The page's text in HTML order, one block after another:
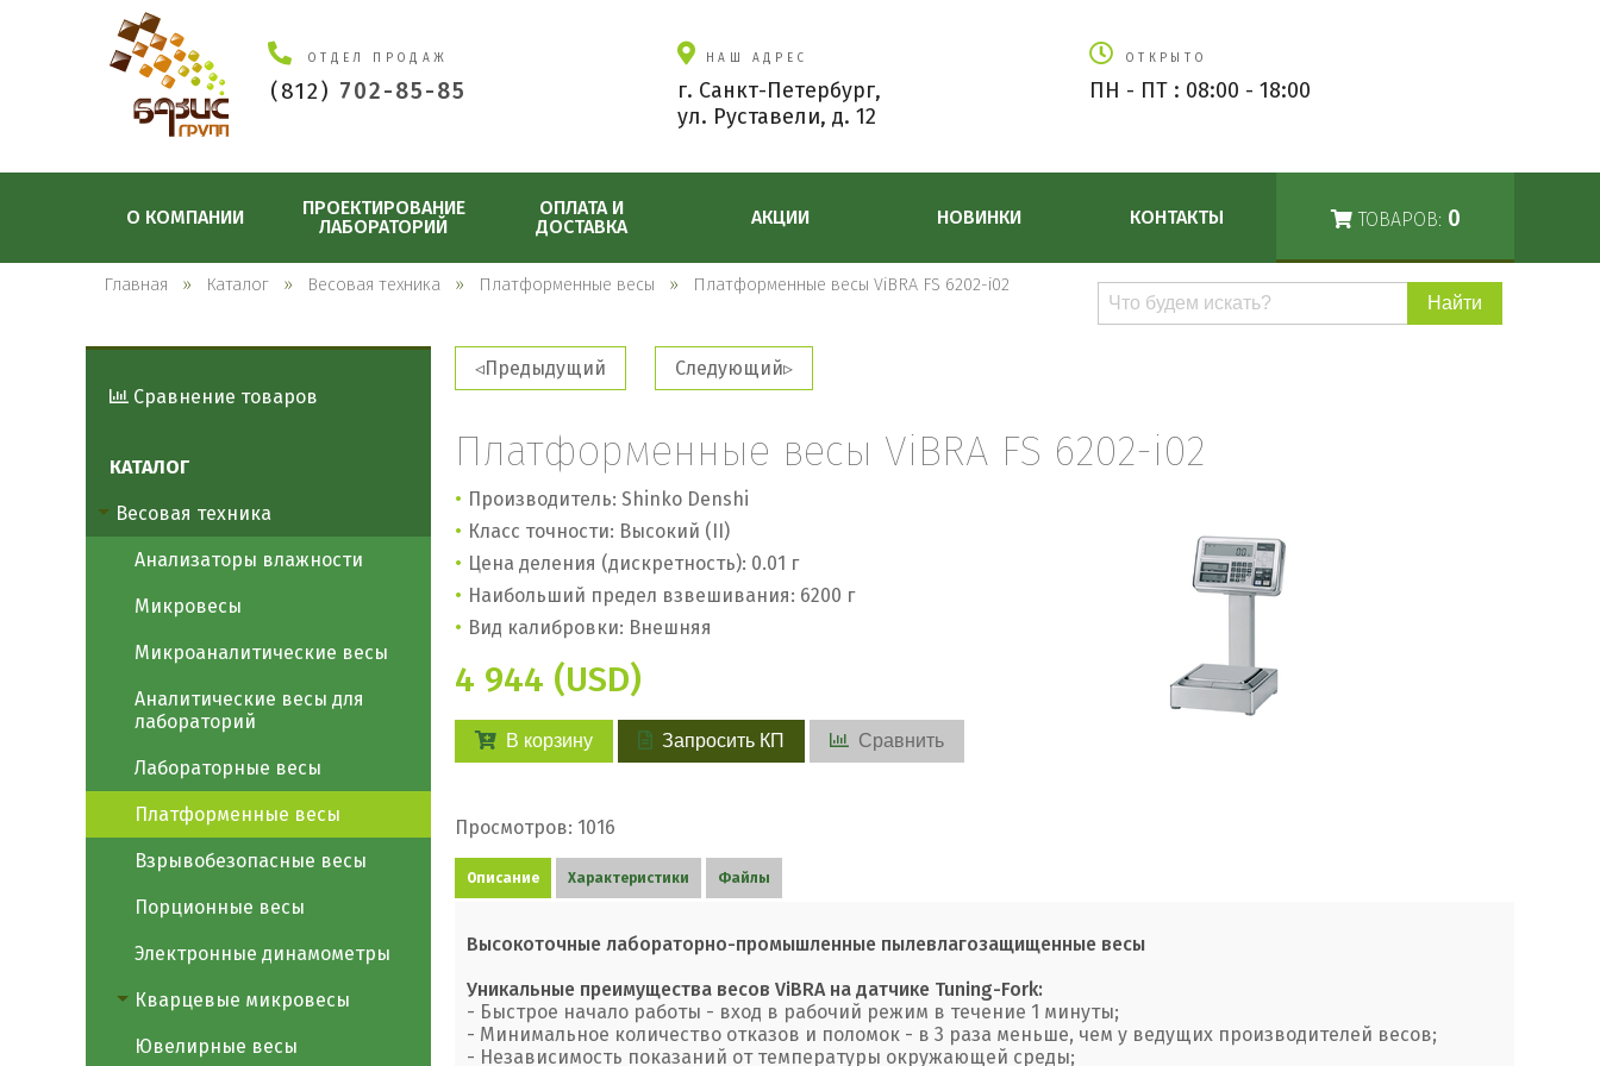
ОТДЕЛ ПРОДАЖ
(812) 702-85-85
НАШ АДРЕС
г. Санкт-Петербург,
ул. Руставели, д. 12
ОТКРЫТО
ПН - ПТ : 08:00 - 18:00
О КОМПАНИИ
ПРОЕКТИРОВАНИЕ
ЛАБОРАТОРИЙ
ОПЛАТА И
ДОСТАВКА
АКЦИИ НОВИНКИ КОНТАКТЫ ТОВАРОВ: 0
Поиск
каталогу
Главная Каталог Весовая техника Платформенные весы Платформенные весы ViBRA FS 6202-i02
Сравнение товаров
КАТАЛОГ
Весовая техника
Анализаторы влажности
Микровесы
Микроаналитические весы
Аналитические весы для
лабораторий
Лабораторные весы
Платформенные весы
Взрывобезопасные весы
Порционные весы
Электронные динамометры
Кварцевые микровесы
Ювелирные весы
Предыдущий Следующий
Платформенные весы ViBRA FS 6202-i02
Производитель: Shinko Denshi
Класс точности: Высокий (II)
Цена деления (дискретность): 0.01 г
Наибольший предел взвешивания: 6200 г
Вид калибровки: Внешняя
4 944 (USD)
В корзину Запросить КП Сравнить
Просмотров: 1016
Описание Характеристики Файлы
Высокоточные лабораторно-промышленные пылевлагозащищенные весы
Уникальные преимущества весов ViBRA на датчике Tuning-Fork:
- Быстрое начало работы - вход в рабочий режим в течение 1 минуты;
- Минимальное количество отказов и поломок - в 3 раза меньше, чем у ведущих производителей весов;
- Независимость показаний от температуры окружающей среды;